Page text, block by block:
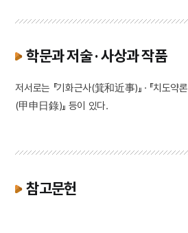
학문과 저술 · 사상과 작품
저서로는 『기화근사(箕和近事)』 · 『치도약
(甲申日錄)』 등이 있다.
참고문헌